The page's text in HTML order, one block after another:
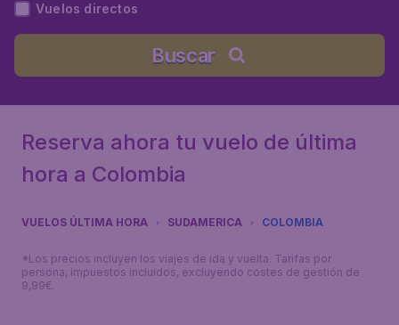
Vuelos directos
Buscar
Reserva ahora tu vuelo de última
hora a Colombia
VUELOS ÚLTIMA HORA SUDAMERICA COLOMBIA
*Los precios incluyen los viajes de ida y vuelta. Tarifas por
persona, impuestos incluidos, excluyendo costes de gestión de
9,99€.